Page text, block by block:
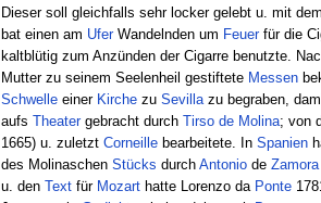
Dieser soll gleichfalls sehr locker gelebt u. mit dem
bat einen am UferWandelnden um Feuerfür die
kaltblütig zum Anzünden der Cigarre benutzte.
Mutter zu seinem Seelenheil gestiftete Messen
Schwelleeiner Kirchezu Sevillazu begraben,
aufs Theatergebracht durch Tirso de Molina; von
1665) u. zuletzt Corneillebearbeitete. In Spanien
des Molinaschen Stücks durch Antoniode Zamora
u. den Textfür Mozarthatte Lorenzo da Ponte